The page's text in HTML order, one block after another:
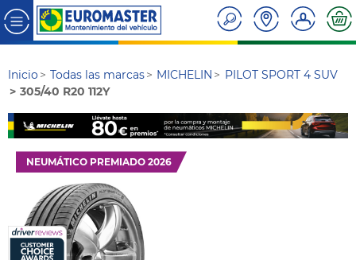
Inicio Todas las marcas MICHELIN
PILOT SPORT 4 SUV
305/40 R20 112Y
NEUMÁTICO PREMIADO 2026